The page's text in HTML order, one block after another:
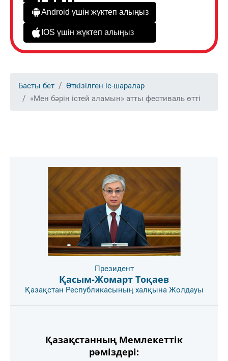
Android үшін жүктеп алыңыз
IOS үшін жүктеп алыңыз
Басты бет
Өткізілген іс-шаралар
«Мен бәрін істей аламын» атты фестиваль өтті
Президент
Қасым-Жомарт Тоқаев
Қазақстан Республикасының халқына Жолдауы
Қазақстанның Мемлекеттік
рәміздері: